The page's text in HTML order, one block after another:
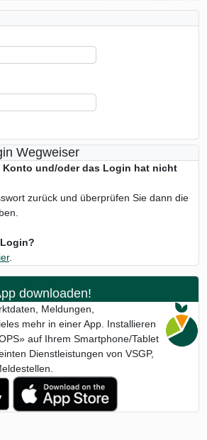
Wegweiser
Konto und/oder das Login hat nicht
zurück und überprüfen Sie dann die
.
downloaden!
Meldungen,
mehr in einer App. Installieren
auf Ihrem Smartphone/Tablet
Dienstleistungen von VSGP,